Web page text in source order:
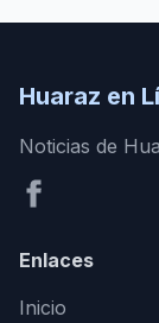
Huaraz en
Noticias de
Enlaces
Inicio